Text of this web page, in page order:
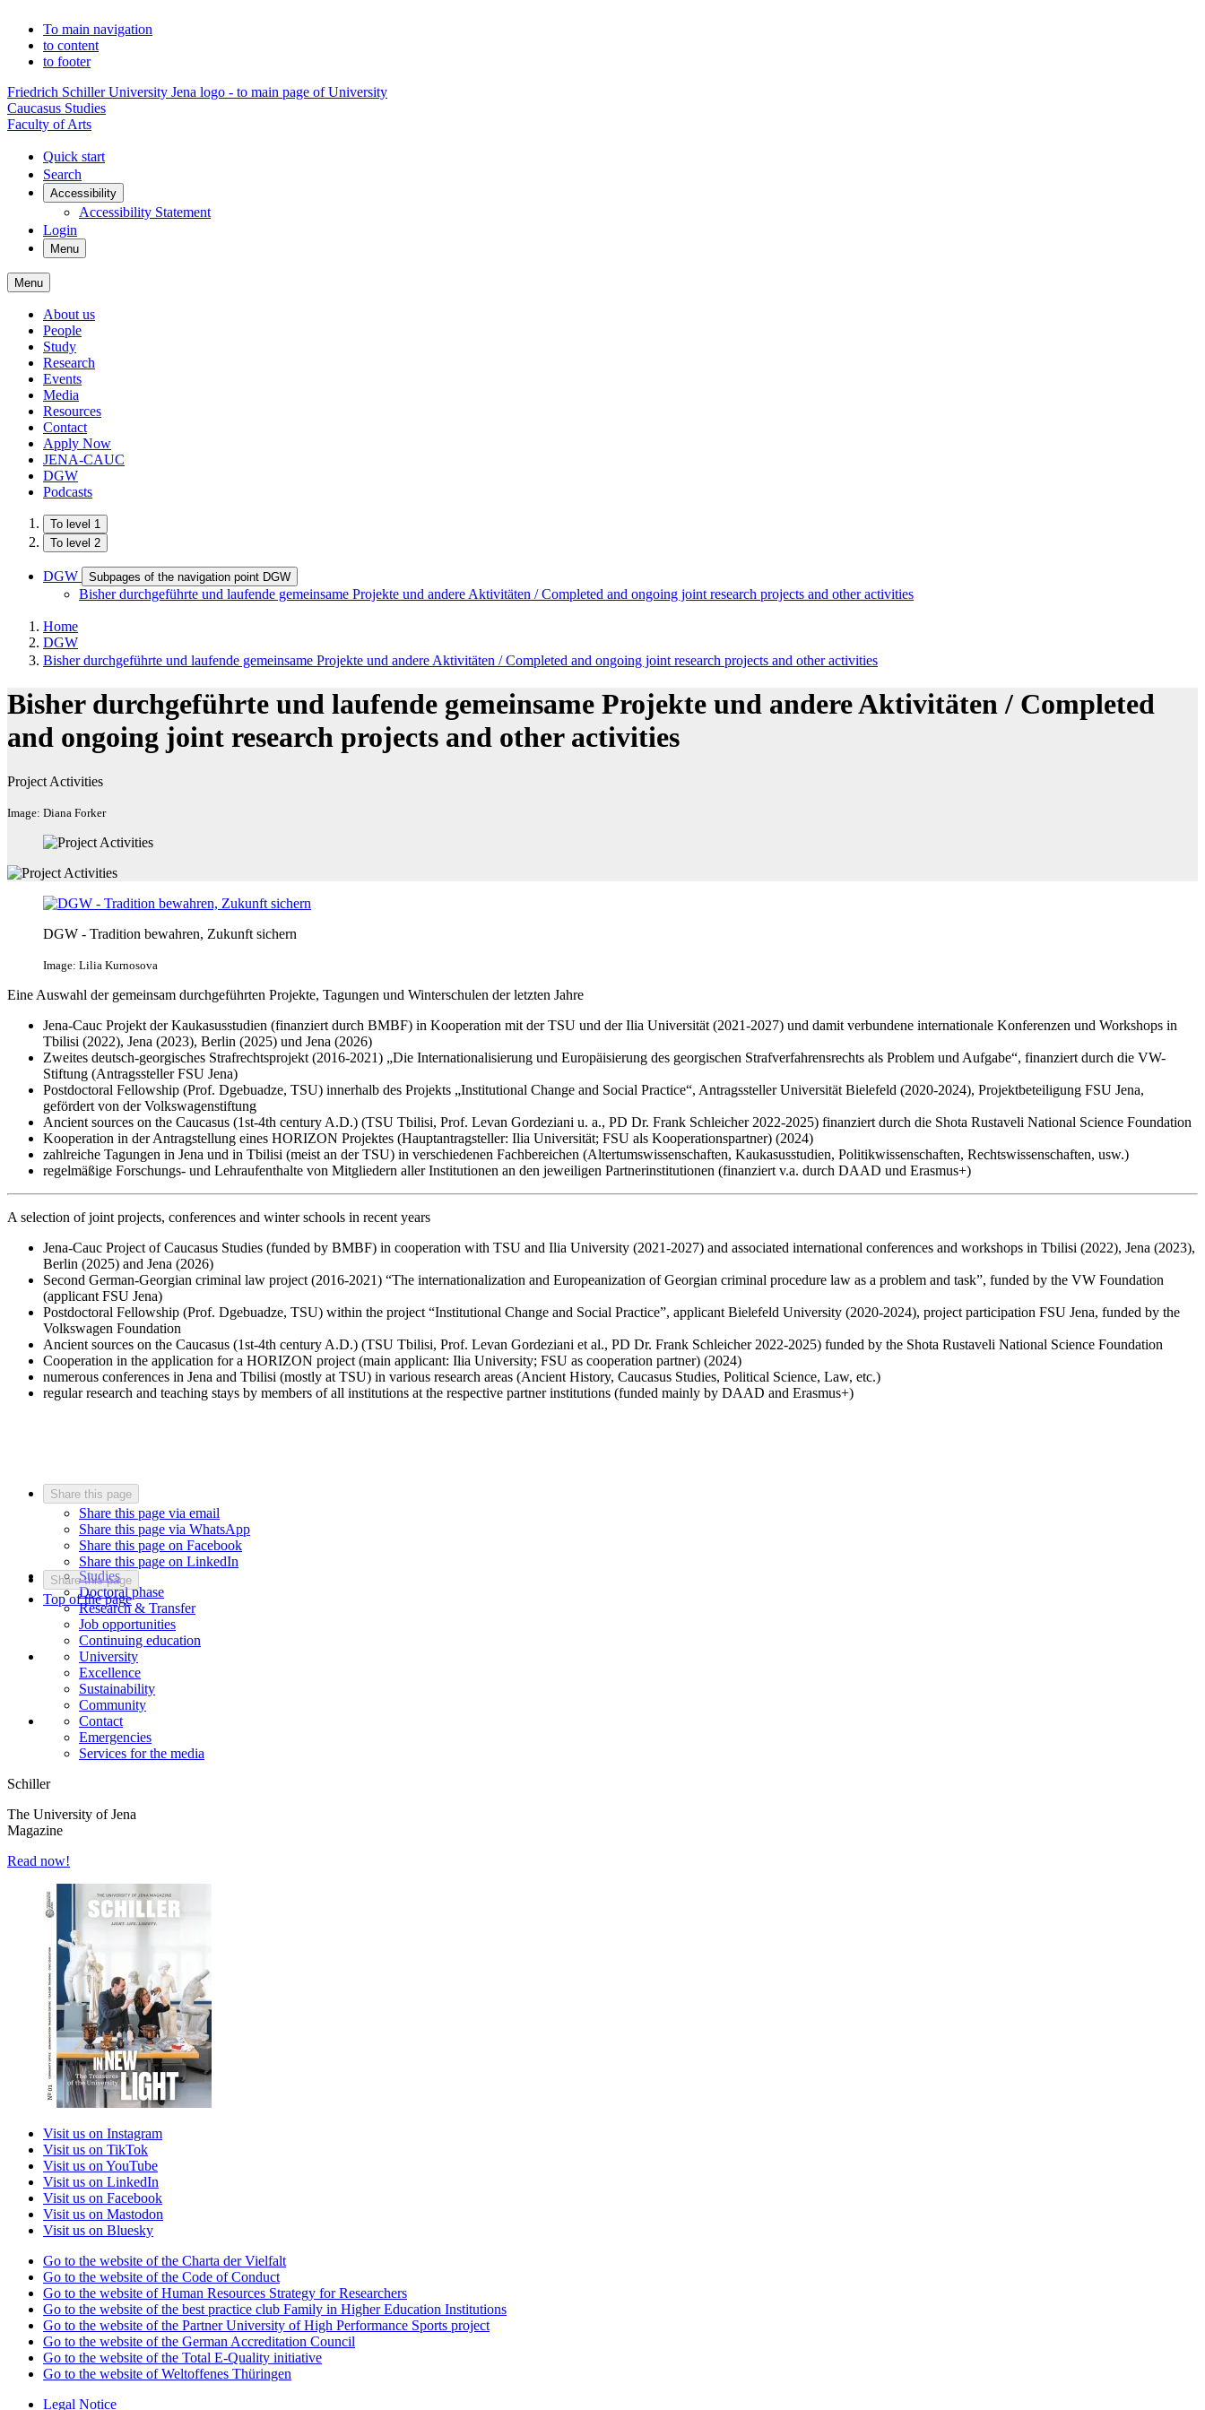
To main navigation
to content
to footer
Friedrich Schiller University Jena logo - to main page of University
Caucasus Studies
Faculty of Arts
Quick start
Search
Accessibility
Accessibility Statement
Login
Menu
Menu
About us
People
Study
Research
Events
Media
Resources
Contact
Apply Now
JENA-CAUC
DGW
Podcasts
To level 1
To level 2
DGW Subpages of the navigation point DGW
Bisher durchgeführte und laufende gemeinsame Projekte und andere Aktivitäten / Completed and ongoing joint research projects and other activities
Home
DGW
Bisher durchgeführte und laufende gemeinsame Projekte und andere Aktivitäten / Completed and ongoing joint research projects and other activities
Bisher durchgeführte und laufende gemeinsame Projekte und andere Aktivitäten / Completed
and ongoing joint research projects and other activities
Project Activities
Image: Diana Forker
DGW - Tradition bewahren, Zukunft sichern
Image: Lilia Kurnosova
Eine Auswahl der gemeinsam durchgeführten Projekte, Tagungen und Winterschulen der letzten Jahre
Jena-Cauc Projekt der Kaukasusstudien (finanziert durch BMBF) in Kooperation mit der TSU und der Ilia Universität (2021-2027) und damit verbundene internationale Konferenzen und Workshops in
Tbilisi (2022), Jena (2023), Berlin (2025) und Jena (2026)
Zweites deutsch-georgisches Strafrechtsprojekt (2016-2021) „Die Internationalisierung und Europäisierung des georgischen Strafverfahrensrechts als Problem und Aufgabe“, finanziert durch die VW-
Stiftung (Antragssteller FSU Jena)
Postdoctoral Fellowship (Prof. Dgebuadze, TSU) innerhalb des Projekts „Institutional Change and Social Practice“, Antragssteller Universität Bielefeld (2020-2024), Projektbeteiligung FSU Jena,
gefördert von der Volkswagenstiftung
Ancient sources on the Caucasus (1st-4th century A.D.) (TSU Tbilisi, Prof. Levan Gordeziani u. a., PD Dr. Frank Schleicher 2022-2025) finanziert durch die Shota Rustaveli National Science Foundation
Kooperation in der Antragstellung eines HORIZON Projektes (Hauptantragsteller: Ilia Universität; FSU als Kooperationspartner) (2024)
zahlreiche Tagungen in Jena und in Tbilisi (meist an der TSU) in verschiedenen Fachbereichen (Altertumswissenschaften, Kaukasusstudien, Politikwissenschaften, Rechtswissenschaften, usw.)
regelmäßige Forschungs- und Lehraufenthalte von Mitgliedern aller Institutionen an den jeweiligen Partnerinstitutionen (finanziert v.a. durch DAAD und Erasmus+)
A selection of joint projects, conferences and winter schools in recent years
Jena-Cauc Project of Caucasus Studies (funded by BMBF) in cooperation with TSU and Ilia University (2021-2027) and associated international conferences and workshops in Tbilisi (2022), Jena (2023),
Berlin (2025) and Jena (2026)
Second German-Georgian criminal law project (2016-2021) “The internationalization and Europeanization of Georgian criminal procedure law as a problem and task”, funded by the VW Foundation
(applicant FSU Jena)
Postdoctoral Fellowship (Prof. Dgebuadze, TSU) within the project “Institutional Change and Social Practice”, applicant Bielefeld University (2020-2024), project participation FSU Jena, funded by the
Volkswagen Foundation
Ancient sources on the Caucasus (1st-4th century A.D.) (TSU Tbilisi, Prof. Levan Gordeziani et al., PD Dr. Frank Schleicher 2022-2025) funded by the Shota Rustaveli National Science Foundation
Cooperation in the application for a HORIZON project (main applicant: Ilia University; FSU as cooperation partner) (2024)
numerous conferences in Jena and Tbilisi (mostly at TSU) in various research areas (Ancient History, Caucasus Studies, Political Science, Law, etc.)
regular research and teaching stays by members of all institutions at the respective partner institutions (funded mainly by DAAD and Erasmus+)
Share this page
Share this page via email
Share this page via WhatsApp
Share this page on Facebook
Share this page on LinkedIn
Share this page
Top of the page
Studies
Doctoral phase
Research & Transfer
Job opportunities
Continuing education
University
Excellence
Sustainability
Community
Contact
Emergencies
Services for the media
Schiller
The University of Jena
Magazine
Read now!
Visit us on Instagram
Visit us on TikTok
Visit us on YouTube
Visit us on LinkedIn
Visit us on Facebook
Visit us on Mastodon
Visit us on Bluesky
Go to the website of the Charta der Vielfalt
Go to the website of the Code of Conduct
Go to the website of Human Resources Strategy for Researchers
Go to the website of the best practice club Family in Higher Education Institutions
Go to the website of the Partner University of High Performance Sports project
Go to the website of the German Accreditation Council
Go to the website of the Total E-Quality initiative
Go to the website of Weltoffenes Thüringen
Legal Notice